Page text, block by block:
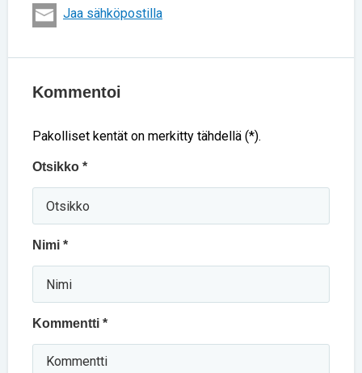
Jaa sähköpostilla
Kommentoi
Pakolliset kentät on merkitty tähdellä (*).
Otsikko *
Nimi *
Kommentti *